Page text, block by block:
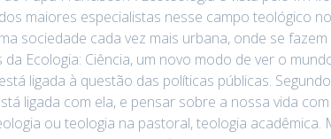
maiores especialistas nesse campo teológico
sociedade cada vez mais urbana, onde se
da Ecologia: Ciência, um novo modo de ver o
ligada à questão das políticas públicas.
ligada com ela, e pensar sobre a nossa vida
ou teologia na pastoral, teologia